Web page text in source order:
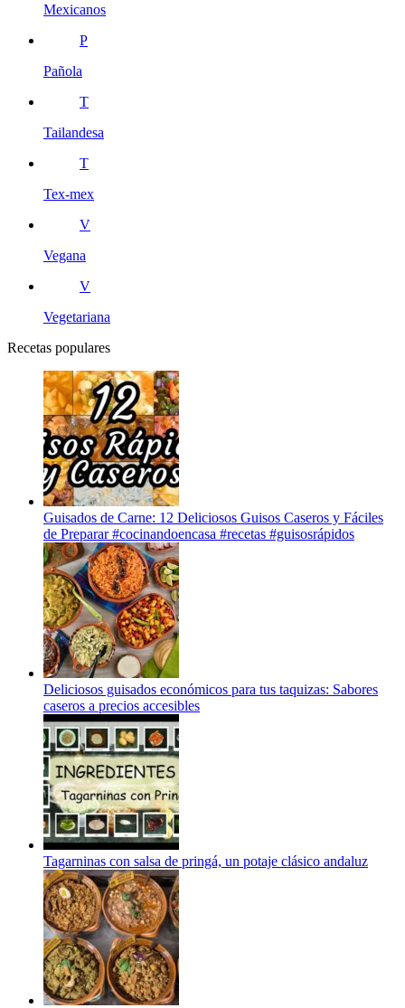
Mexicanos
P
Pañola
T
Tailandesa
T
Tex-mex
V
Vegana
V
Vegetariana
Recetas populares
Guisados de Carne: 12 Deliciosos Guisos Caseros y Fáciles
de Preparar #cocinandoencasa #recetas #guisosrápidos
Deliciosos guisados económicos para tus taquizas: Sabores
caseros a precios accesibles
Tagarninas con salsa de pringá, un potaje clásico andaluz